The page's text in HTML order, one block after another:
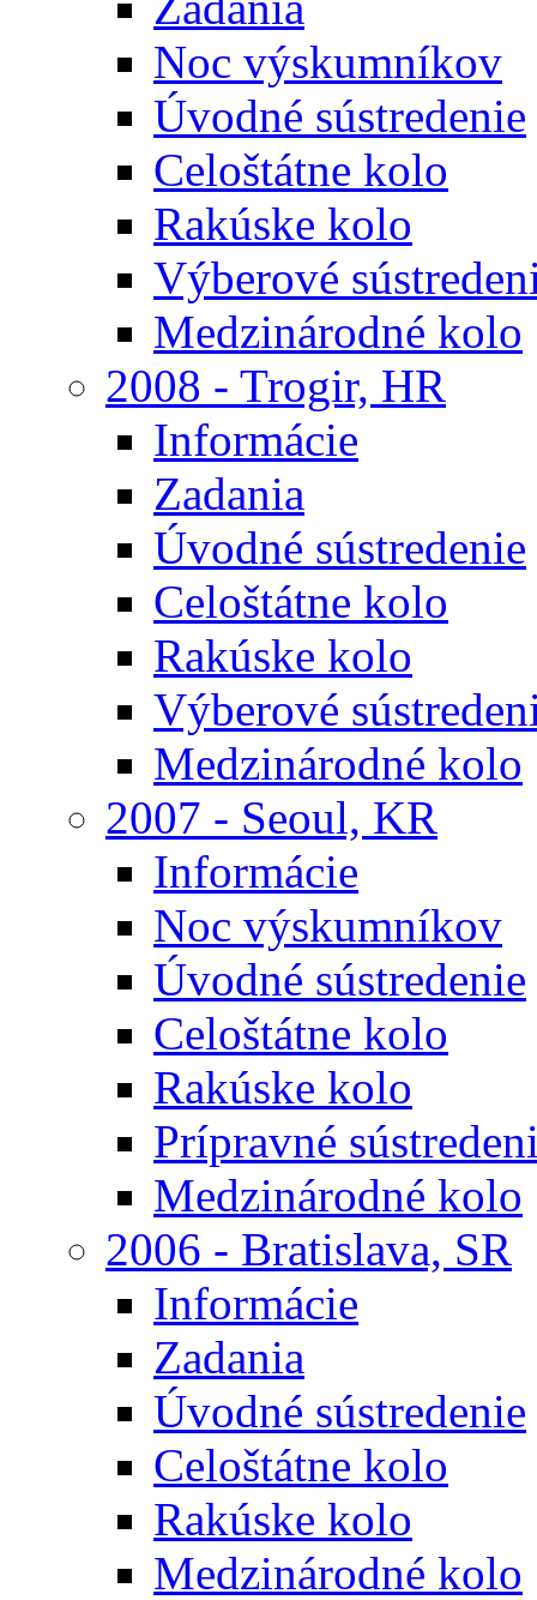
Noc výskumníkov
Úvodné sústredenie
Celoštátne kolo
Rakúske kolo
Výberové
Medzinárodné kolo
2008 - Trogir, HR
Informácie
Zadania
Úvodné sústredenie
Celoštátne kolo
Rakúske kolo
Výberové
Medzinárodné kolo
2007 - Seoul, KR
Informácie
Noc výskumníkov
Úvodné sústredenie
Celoštátne kolo
Rakúske kolo
Prípravné
Medzinárodné kolo
2006 - Bratislava, SR
Informácie
Zadania
Úvodné sústredenie
Celoštátne kolo
Rakúske kolo
Medzinárodné kolo